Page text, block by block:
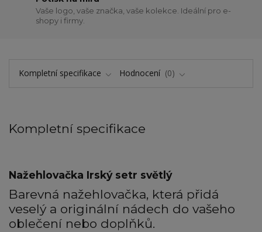
Vaše logo, vaše značka, vaše kolekce. Ideální pro e-
shopy i firmy.
Kompletní specifikace Hodnocení 0
Kompletní specifikace
Nažehlovačka Irský setr světlý
Barevná nažehlovačka, která přidá
veselý a originální nádech do vašeho
oblečení nebo doplňků.